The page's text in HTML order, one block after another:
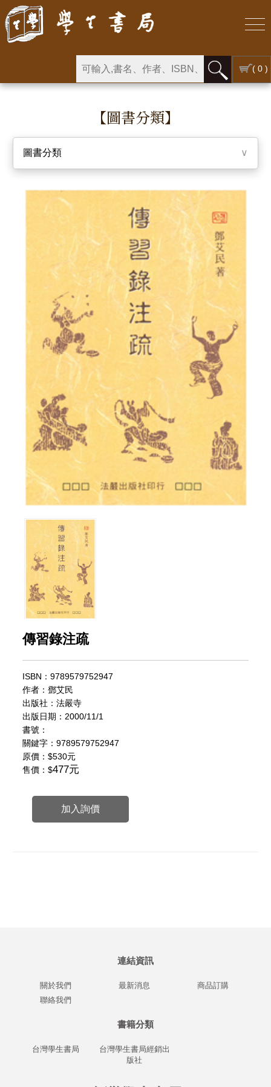
( 0 )
【圖書分類】
圖書分類 ∨
傳習錄注疏
ISBN：9789579752947
作者：鄧艾民
出版社：法嚴寺
出版日期：2000/11/1
書號：
關鍵字：9789579752947
原價：$530元
售價：$477元
加入詢價
連結資訊
關於我們 最新消息
商品訂購
聯絡我們
書籍分類
台灣學生書局
台灣學生書局經銷出
版社